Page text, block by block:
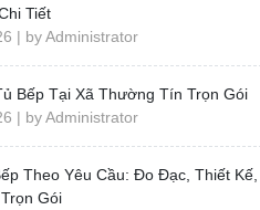
Tiết
| by Administrator
Bếp Tại Xã Thường Tín Trọn Gói
| by Administrator
Theo Yêu Cầu: Đo Đạc, Thiết Kế,
Gói